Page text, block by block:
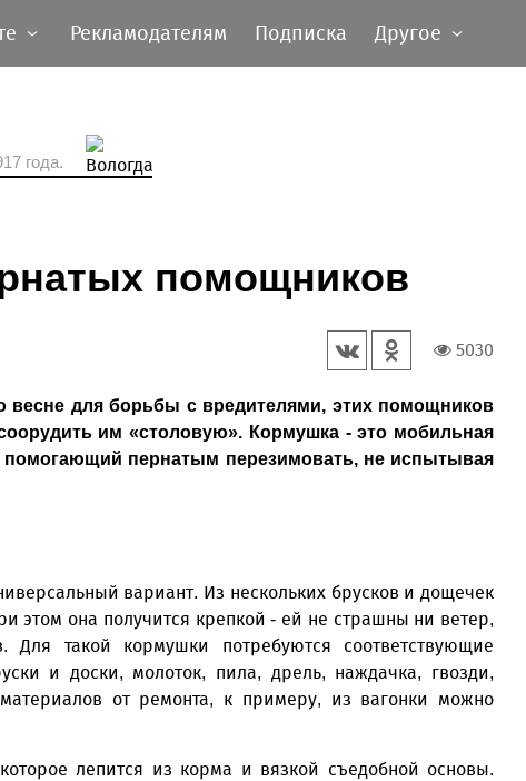
Рекламодателям Подписка Другое
года.
помощников
5030
весне для борьбы с вредителями, этих помощников
им «столовую». Кормушка - это мобильная
помогающий пернатым перезимовать, не испытывая
вариант. Из нескольких брусков и дощечек
этом она получится крепкой - ей не страшны ни ветер,
такой кормушки потребуются соответствующие
и доски, молоток, пила, дрель, наждачка, гвозди,
от ремонта, к примеру, из вагонки можно
лепится из корма и вязкой съедобной основы.